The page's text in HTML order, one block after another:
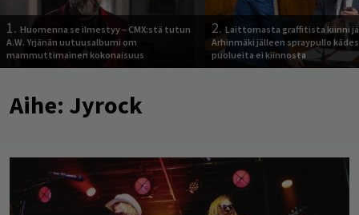
1. Huomenna se ilmestyy – CMX:stä tutun
A.W. Yrjänän uutuusalbumi om
mammuttimainen kokonaisuus
2. Laittomasta graffitista kiinni
Arhinmäki jälleen spraypullo
puolueita ei kiinnosta
Aihe: Jyrock